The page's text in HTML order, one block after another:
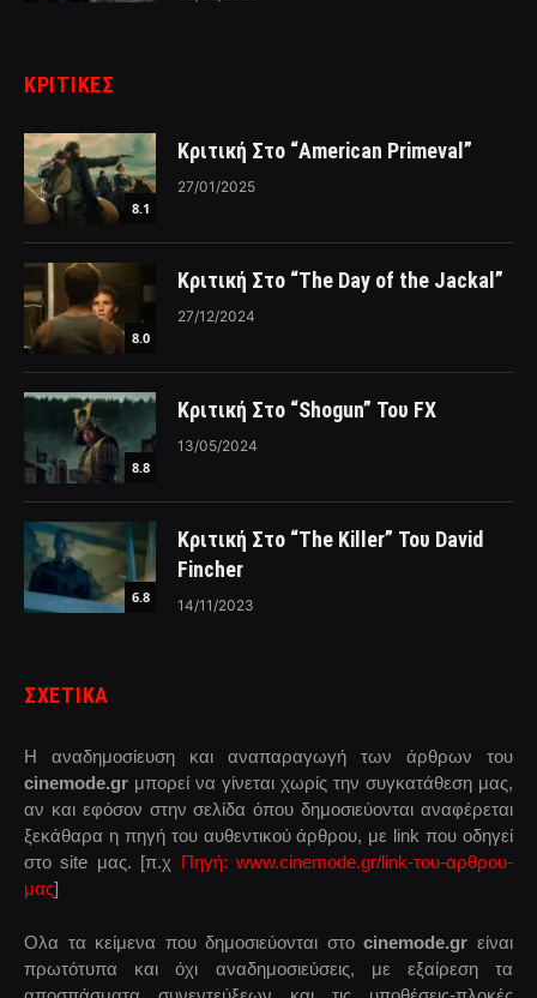
ΚΡΙΤΙΚΈΣ
8.1
Κριτική Στο “American Primeval”
27/01/2025
8.0
Κριτική Στο “The Day of the Jackal”
27/12/2024
8.8
Κριτική Στο “Shogun” Του FX
13/05/2024
6.8
Κριτική Στο “The Killer” Του David
Fincher
14/11/2023
ΣΧΕΤΙΚΑ
Η αναδημοσίευση και αναπαραγωγή των άρθρων του
cinemode.gr μπορεί να γίνεται χωρίς την συγκατάθεση μας,
αν και εφόσον στην σελίδα όπου δημοσιεύονται αναφέρεται
ξεκάθαρα η πηγή του αυθεντικού άρθρου, με link που οδηγεί
στο site μας. [π.χ Πηγή: www.cinemode.gr/link-του-αρθρου-
μας]
Ολα τα κείμενα που δημοσιεύονται στοcinemode.gr είναι
πρωτότυπα και όχι αναδημοσιεύσεις, με εξαίρεση τα